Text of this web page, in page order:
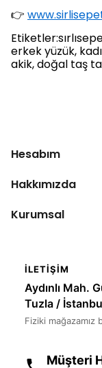
👉
erkek yüzük,
akik, doğal taş
Hesabım
Hakkımızda
Kurumsal
İLETIŞIM
Aydınlı Mah.
Tuzla /
Fiziki mağazamız
Müşteri